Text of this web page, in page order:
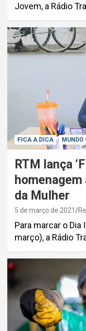
Jovem, a Rádio
FICA A DICA MUNDO
RTM lança
da Mulher
5 de março de 2021
Para marcar o
março), a Rádio